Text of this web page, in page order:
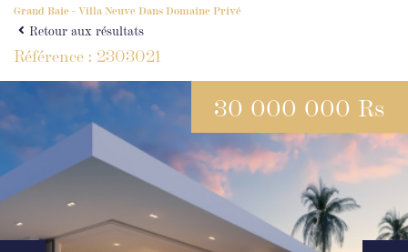
Grand Baie - Villa Neuve Dans Domaine Privé
Retour aux résultats
Référence : 2303021
30 000 000 Rs